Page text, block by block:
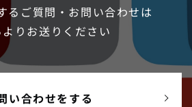
るご質問・お問い合わせは
りお送りください
い合わせをする